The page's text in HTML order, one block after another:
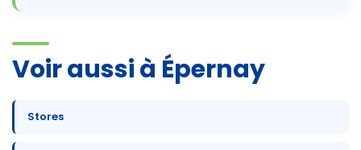
Voir aussi à Épernay
Stores